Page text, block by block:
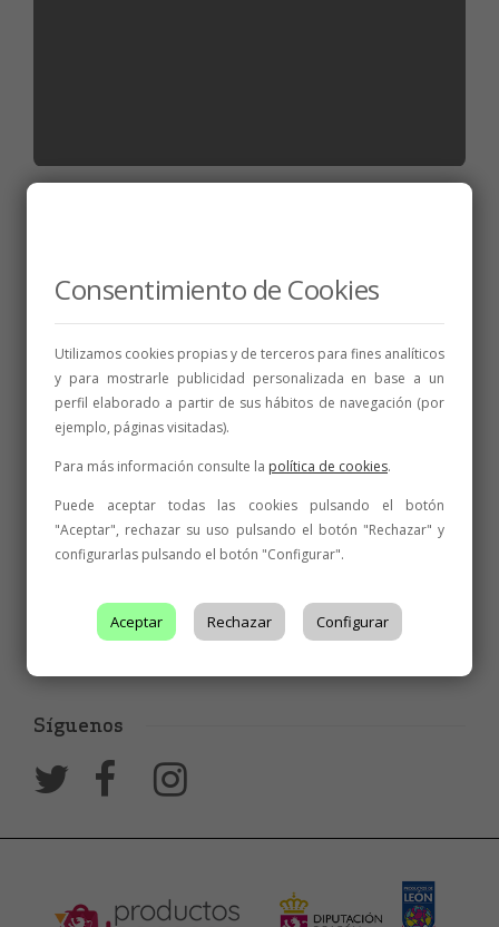
15 de junio de 2018 1 min
Síguenos
Consentimiento de Cookies
Utilizamos cookies propias y de terceros para fines analíticos
y para mostrarle publicidad personalizada en base a un
perfil elaborado a partir de sus hábitos de navegación (por
ejemplo, páginas visitadas).
Para más información consulte la política de cookies.
Puede aceptar todas las cookies pulsando el botón
"Aceptar", rechazar su uso pulsando el botón "Rechazar" y
configurarlas pulsando el botón "Configurar".
Aceptar Rechazar Configurar